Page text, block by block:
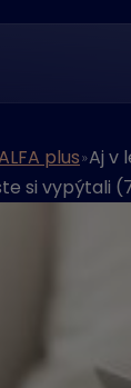
plus Aj v
si vypýtali